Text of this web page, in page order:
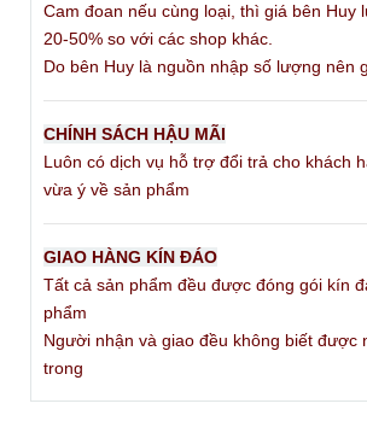
Cam đoan nếu cùng loại, thì giá bên Huy
20-50% so với các shop khác.
Do bên Huy là nguồn nhập số lượng nên
CHÍNH SÁCH HẬU MÃI
Luôn có dịch vụ hỗ trợ đổi trả cho khách
vừa ý về sản phẩm
GIAO HÀNG KÍN ĐÁO
Tất cả sản phẩm đều được đóng gói kín
phẩm
Người nhận và giao đều không biết được
trong